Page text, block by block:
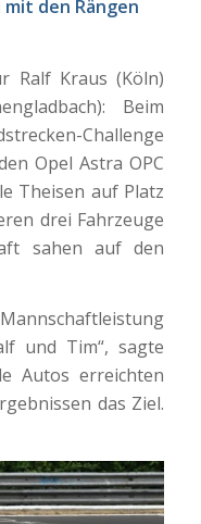
den Rängen
Ralf Kraus (Köln)
Beim
Challenge
Opel Astra OPC
Theisen auf Platz
drei Fahrzeuge
sahen auf den
und Tim“, sagte
Autos erreichten
das Ziel.